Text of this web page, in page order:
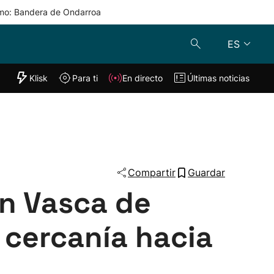
Bandera de Ondarroa
ES
"Helmuga"
Klisk En directo
Klisk Para ti En directo Últimas noticias
Compartir Guardar
Vasca de
hacia